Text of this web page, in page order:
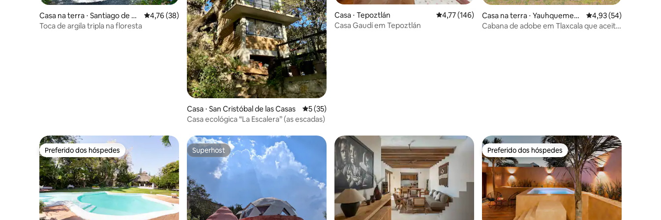
Casa na terra ⋅ Santiago de Q
uerétaro
4,76 de uma avaliação média de 5, 38 avaliações
4,76 (38)
Toca de argila tripla na floresta
Casa ⋅ San Cristóbal de las Casas 5 de uma avaliação média de 5, 35 avaliações
5 (35)
Casa ecológica “La Escalera” (as escadas)
Casa ⋅ Tepoztlán 4,77 de uma avaliação média de 5, 146 avaliações
4,77 (146)
Casa Gaudí em Tepoztlán
Casa na terra ⋅ Yauhquemeca
n
4,93 de uma
4,93 (54)
Cabana de adobe em Tlaxcala que aceita
Preferido dos hóspedes
Preferido dos hóspedes Superhost
Superhost Preferido dos hóspedes
Preferido dos hóspedes